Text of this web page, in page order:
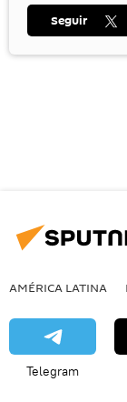
Seguir
AMÉRICA LATINA
Telegram